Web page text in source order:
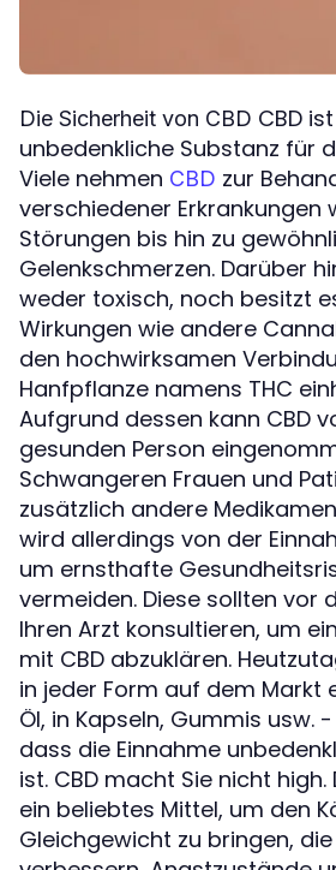
Die Sicherheit von CBD CBD
unbedenkliche Substanz für
Viele nehmen CBD zur
verschiedener Erkrankungen
Störungen bis hin zu
Gelenkschmerzen. Darüber
weder toxisch, noch besitzt
Wirkungen wie andere
den hochwirksamen
Hanfpflanze namens THC
Aufgrund dessen kann CBD
gesunden Person
Schwangeren Frauen und
zusätzlich andere
wird allerdings von der
um ernsthafte
vermeiden. Diese sollten vor
Ihren Arzt konsultieren, um
mit CBD abzuklären.
in jeder Form auf dem Markt
Öl, in Kapseln, Gummis usw.
dass die Einnahme
ist. CBD macht Sie nicht
ein beliebtes Mittel, um den
Gleichgewicht zu bringen,